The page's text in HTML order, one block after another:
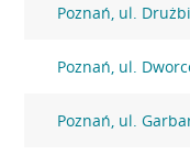
Poznań, ul.
Poznań, ul.
Poznań, ul.